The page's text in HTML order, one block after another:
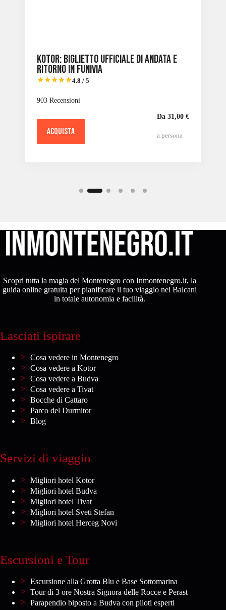
Kotor: biglietto ufficiale di andata e
ritorno in funivia
★★★★★4.8 / 5
903 Recensioni
ACQUISTA
Da 31,00 €
a persona
Scopri tutta la magia del Montenegro con Inmontenegro.it, la
guida online gratuita per pianificare il tuo viaggio nei Balcani
in totale autonomia e facilità.
Lasciati ispirare
Cosa vedere in Montenegro
Cosa vedere a Kotor
Cosa vedere a Budva
Cosa vedere a Tivat
Bocche di Cattaro
Parco del Durmitor
Blog
Servizi di viaggio
Migliori hotel Kotor
Migliori hotel Budva
Migliori hotel Tivat
Migliori hotel Sveti Stefan
Migliori hotel Herceg Novi
Escursioni e Tour
Escursione alla Grotta Blu e Base Sottomarina
Tour di 3 ore Nostra Signora delle Rocce e Perast
Parapendio biposto a Budva con piloti esperti